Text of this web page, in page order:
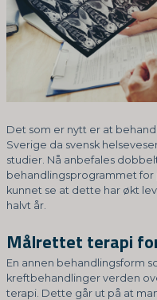
Det som er nytt er at
Sverige da svensk
studier. Nå anbefales
behandlingsprogrammet for
kunnet se at dette har økt
halvt år.
Målrettet terapi
En annen behandlingsform
kreftbehandlinger verden
terapi. Dette går ut på at